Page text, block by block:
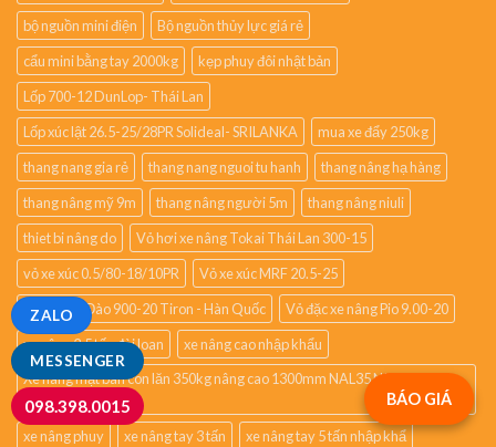
MESSENGER
ZALO
098.398.0015
bộ nguồn mini điện
Bộ nguồn thủy lực giá rẻ
cẩu mini bằng tay 2000kg
kẹp phuy đôi nhật bản
Lốp 700-12 DunLop- Thái Lan
Lốp xúc lật 26.5-25/28PR Solideal- SRILANKA
mua xe đẩy 250kg
thang nang gia rẻ
thang nang nguoi tu hanh
thang nâng hạ hàng
thang nâng mỹ 9m
thang nâng người 5m
thang nâng niuli
thiet bi nâng do
Vỏ hơi xe nâng Tokai Thái Lan 300-15
vỏ xe xúc 0.5/80-18/10PR
Vỏ xe xúc MRF 20.5-25
Vỏ xe Xúc Đào 900-20 Tiron - Hàn Quốc
Vỏ đặc xe nâng Pio 9.00-20
xe nâng 2.5 tấn đài loan
xe nâng cao nhập khẩu
Xe nâng mặt bàn con lăn 350kg nâng cao 1300mm NAL35 NICHI-LIFT –
JAPAN
xe nâng phuy
xe nâng tay 3 tấn xe nâng tay 5 tấn nhập khẩ
BÁO GIÁ